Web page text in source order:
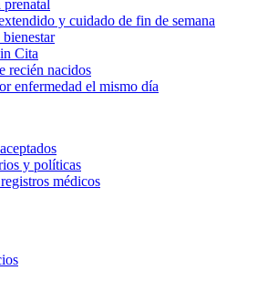
prenatal
y cuidado de fin de semana
Cita
recién nacidos
enfermedad el mismo día
y políticas
médicos